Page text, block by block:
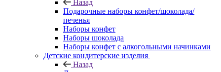
Назад
Подарочные наборы конфет/шоколада/
печенья
Наборы конфет
Наборы шоколада
Наборы конфет с алкогольными начинками
Детские кондитерские изделия
Назад